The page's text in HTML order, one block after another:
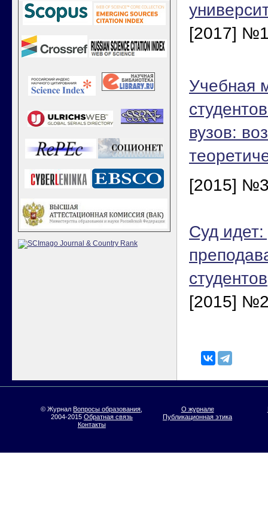
[2017]
Учебная
вузов:
[2015]
Суд идет:
студентов
[2015]
© ЖурналВопросы образования
2004-2015 Обратная связь
О журнале
Публикационная этика
Контакты